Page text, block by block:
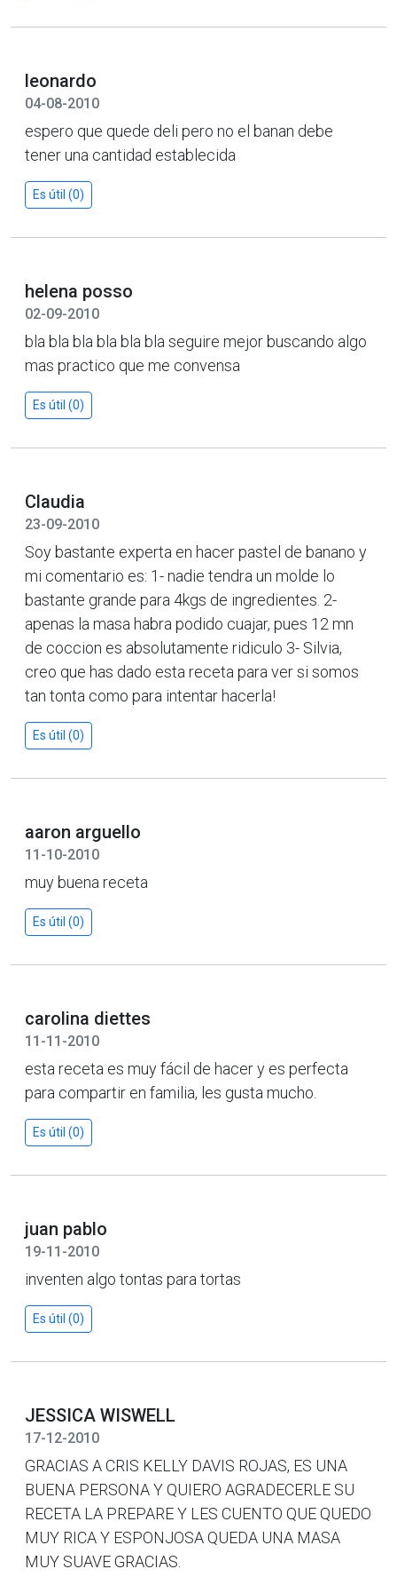
leonardo
04-08-2010
espero que quede deli pero no el banan debe
tener una cantidad establecida
Es útil (0)
helena posso
02-09-2010
bla bla bla bla bla bla seguire mejor buscando algo
mas practico que me convensa
Es útil (0)
Claudia
23-09-2010
Soy bastante experta en hacer pastel de banano y
mi comentario es: 1- nadie tendra un molde lo
bastante grande para 4kgs de ingredientes. 2-
apenas la masa habra podido cuajar, pues 12 mn
de coccion es absolutamente ridiculo 3- Silvia,
creo que has dado esta receta para ver si somos
tan tonta como para intentar hacerla!
Es útil (0)
aaron arguello
11-10-2010
muy buena receta
Es útil (0)
carolina diettes
11-11-2010
esta receta es muy fácil de hacer y es perfecta
para compartir en familia, les gusta mucho.
Es útil (0)
juan pablo
19-11-2010
inventen algo tontas para tortas
Es útil (0)
JESSICA WISWELL
17-12-2010
GRACIAS A CRIS KELLY DAVIS ROJAS, ES UNA
BUENA PERSONA Y QUIERO AGRADECERLE SU
RECETA LA PREPARE Y LES CUENTO QUE QUEDO
MUY RICA Y ESPONJOSA QUEDA UNA MASA
MUY SUAVE GRACIAS.